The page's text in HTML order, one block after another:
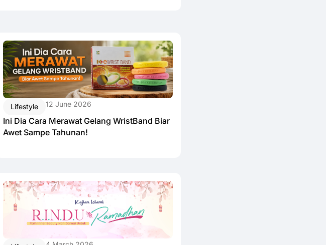
Lifestyle 12 June 2026
Ini Dia Cara Merawat Gelang WristBand Biar
Awet Sampe Tahunan!